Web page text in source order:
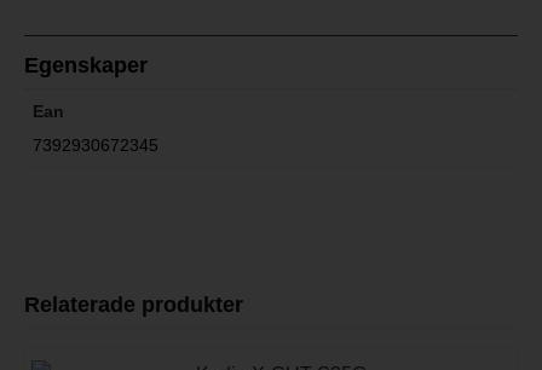
Egenskaper
Ean
7392930672345
Relaterade produkter